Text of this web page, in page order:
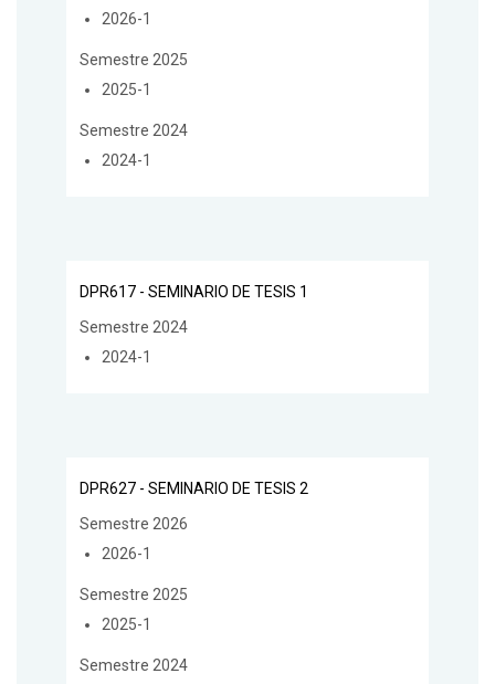
2026-1
Semestre 2025
2025-1
Semestre 2024
2024-1
DPR617 - SEMINARIO DE TESIS 1
Semestre 2024
2024-1
DPR627 - SEMINARIO DE TESIS 2
Semestre 2026
2026-1
Semestre 2025
2025-1
Semestre 2024